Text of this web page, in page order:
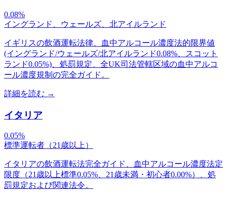
0.08%
イングランド、ウェールズ、北アイルランド
イギリスの飲酒運転法律、血中アルコール濃度法的限界値
(イングランド/ウェールズ/北アイルランド0.08%、スコット
ランド0.05%)、処罰規定、全UK司法管轄区域の血中アルコ
ール濃度規制の完全ガイド。
詳細を読む →
イタリア
0.05%
標準運転者（21歳以上）
イタリアの飲酒運転法完全ガイド、血中アルコール濃度法定
限度（21歳以上標準0.05%、21歳未満・初心者0.00%）、処
罰規定および関連法令。